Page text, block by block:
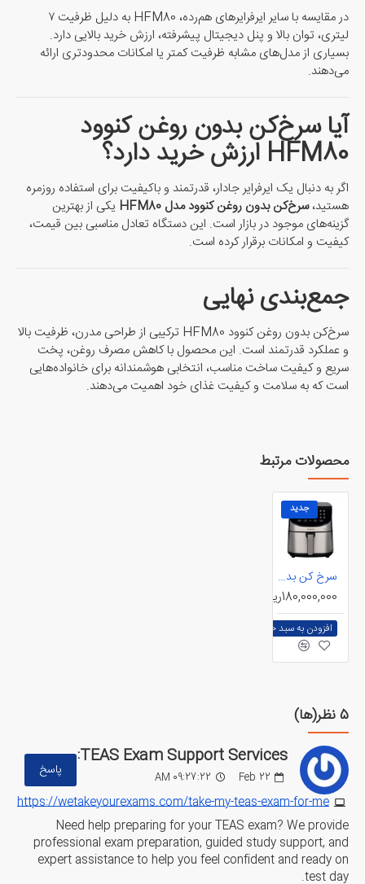
در مقایسه با سایر ایرفرایرهای هم‌رده، HFM80 به دلیل ظرفیت ۷
لیتری، توان بالا و پنل دیجیتال پیشرفته، ارزش خرید بالایی دارد.
بسیاری از مدل‌های مشابه ظرفیت کمتر یا امکانات محدودتری ارائه
می‌دهند.
آیا سرخ‌کن بدون روغن کنوود
HFM80 ارزش خرید دارد؟
اگر به دنبال یک ایرفرایر جادار، قدرتمند و باکیفیت برای استفاده روزمره
هستید،سرخ‌کن بدون روغن کنوود مدل HFM80
یکی از بهترین
گزینه‌های موجود در بازار است. این دستگاه تعادل مناسبی بین قیمت،
کیفیت و امکانات برقرار کرده است.
جمع‌بندی نهایی
سرخ‌کن بدون روغن کنوود HFM80 ترکیبی از طراحی مدرن، ظرفیت بالا
و عملکرد قدرتمند است. این محصول با کاهش مصرف روغن، پخت
سریع و کیفیت ساخت مناسب، انتخابی هوشمندانه برای خانواده‌هایی
است که به سلامت و کیفیت غذای خود اهمیت می‌دهند.
محصولات مرتبط
جدید
سرخ کن بدون روغن کنوود مدل HFM80
180,000,000ریال
افزودن به سبد خرید
5 نظر(ها)
TEAS Exam Support Services:
22
Feb
09:27:22 AM
https://wetakeyourexams.com/take-my-teas-exam-for-me
پاسخ
Need help preparing for your TEAS exam? We provide
professional exam preparation, guided study support, and
expert assistance to help you feel confident and ready on
test day.